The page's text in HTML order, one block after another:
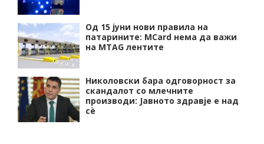
Од 15 јуни нови правила на
патарините: MCard нема да важи
на MTAG лентите
Николовски бара одговорност за
скандалот со млечните
производи: Јавното здравје е над
сѐ